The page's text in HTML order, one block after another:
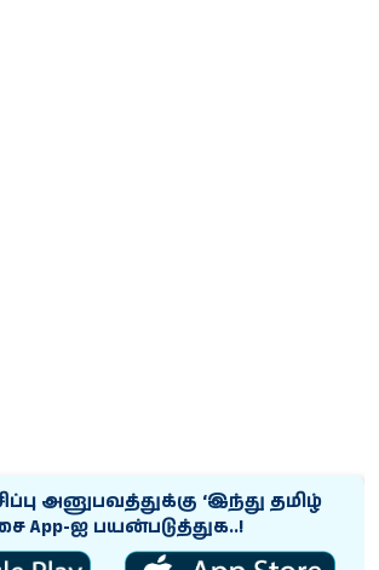
அனுபவத்துக்கு ‘இந்து தமிழ்
App-ஐ பயன்படுத்துக..!